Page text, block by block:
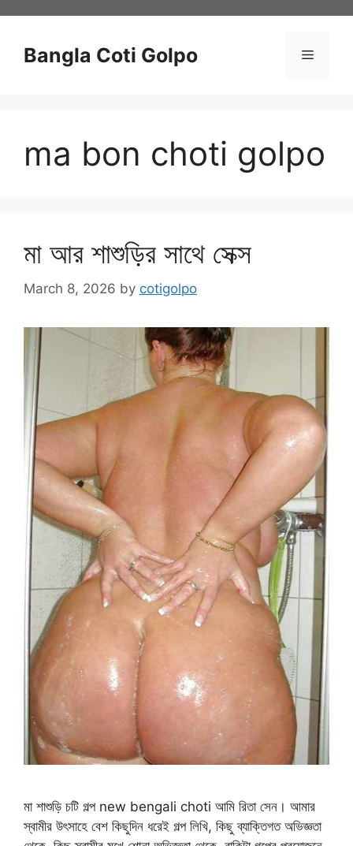
contentBangla Coti Golpo Menu
ma bon choti golpo
মা আর শাশুড়ির সাথে সেক্স
March 8, 2026 by cotigolpo
মা শাশুড়ি চটি গল্প new bengali choti আমি রিতা সেন। আমার
স্বামীর উৎসাহে বেশ কিছুদিন ধরেই গল্প লিখি, কিছু ব্যাক্তিগত অভিজ্ঞতা